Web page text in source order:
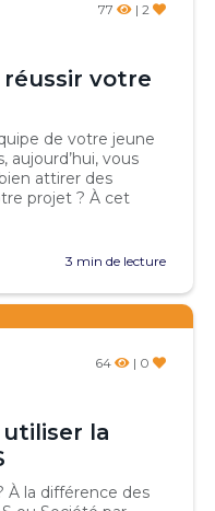
77 | 2
votre
de votre jeune
aujourd’hui, vous
attirer des
projet ? À cet
3 min de lecture
64 | 0
la
la différence des